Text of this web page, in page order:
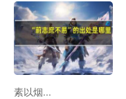
素以烟...